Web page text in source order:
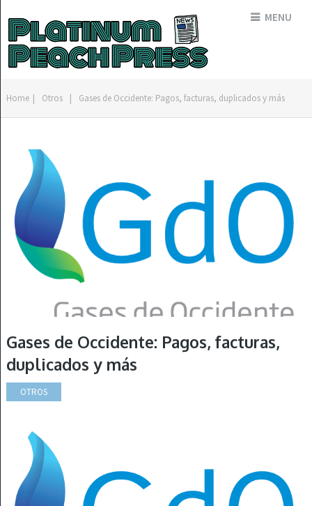
MENU
Home | Otros | Gases de Occidente: Pagos, facturas, duplicados y más
Gases de Occidente: Pagos, facturas,
duplicados y más
OTROS